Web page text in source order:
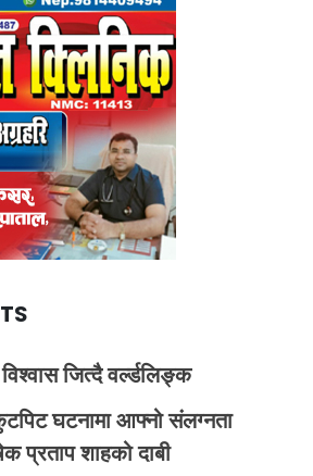
जित्दै वर्ल्डलिङ्क
घटनामा आफ्नो संलग्नता
प्रताप शाहको दाबी